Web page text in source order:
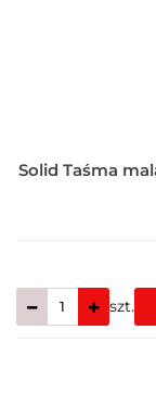
Solid Taśma
szt.